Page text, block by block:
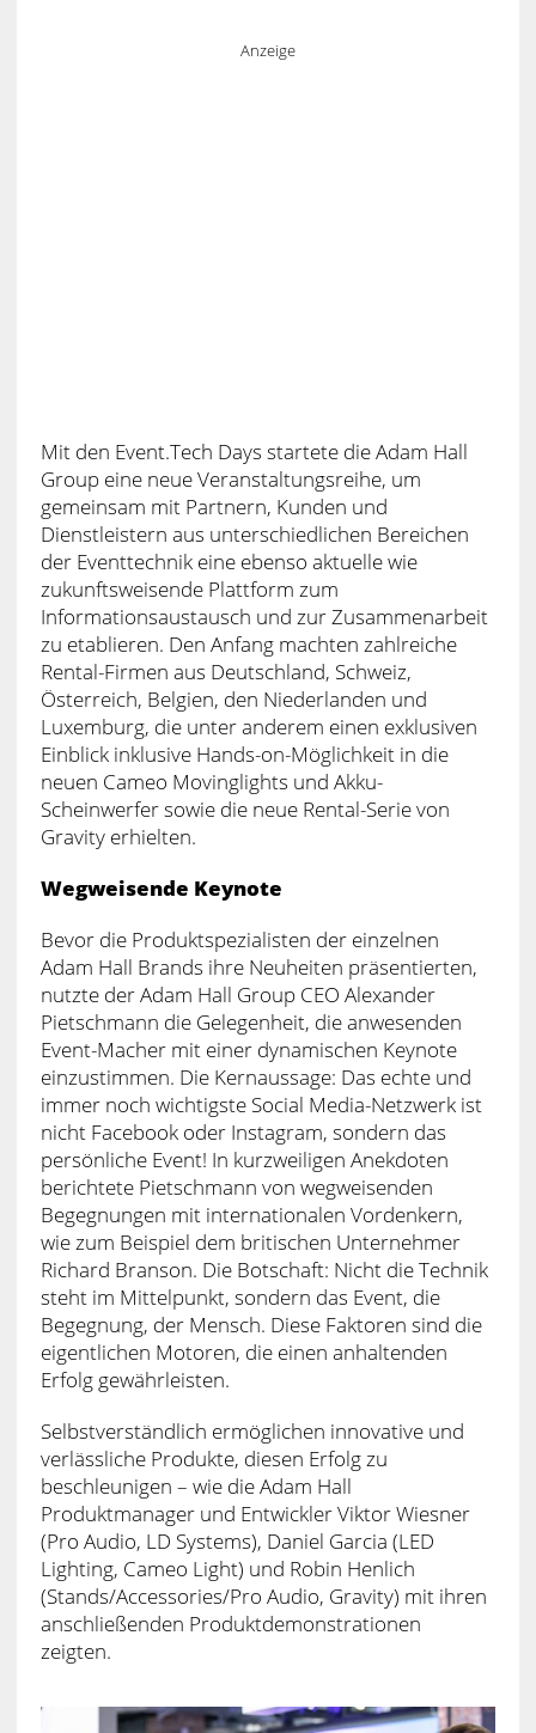
Anzeige
Mit den Event.Tech Days startete die Adam Hall
Group eine neue Veranstaltungsreihe, um
gemeinsam mit Partnern, Kunden und
Dienstleistern aus unterschiedlichen Bereichen
der Eventtechnik eine ebenso aktuelle wie
zukunftsweisende Plattform zum
Informationsaustausch und zur Zusammenarbeit
zu etablieren. Den Anfang machten zahlreiche
Rental-Firmen aus Deutschland, Schweiz,
Österreich, Belgien, den Niederlanden und
Luxemburg, die unter anderem einen exklusiven
Einblick inklusive Hands-on-Möglichkeit in die
neuen Cameo Movinglights und Akku-
Scheinwerfer sowie die neue Rental-Serie von
Gravity erhielten.
Wegweisende Keynote
Bevor die Produktspezialisten der einzelnen
Adam Hall Brands ihre Neuheiten präsentierten,
nutzte der Adam Hall Group CEO Alexander
Pietschmann die Gelegenheit, die anwesenden
Event-Macher mit einer dynamischen Keynote
einzustimmen. Die Kernaussage: Das echte und
immer noch wichtigste Social Media-Netzwerk ist
nicht Facebook oder Instagram, sondern das
persönliche Event! In kurzweiligen Anekdoten
berichtete Pietschmann von wegweisenden
Begegnungen mit internationalen Vordenkern,
wie zum Beispiel dem britischen Unternehmer
Richard Branson. Die Botschaft: Nicht die Technik
steht im Mittelpunkt, sondern das Event, die
Begegnung, der Mensch. Diese Faktoren sind die
eigentlichen Motoren, die einen anhaltenden
Erfolg gewährleisten.
Selbstverständlich ermöglichen innovative und
verlässliche Produkte, diesen Erfolg zu
beschleunigen – wie die Adam Hall
Produktmanager und Entwickler Viktor Wiesner
(Pro Audio, LD Systems), Daniel Garcia (LED
Lighting, Cameo Light) und Robin Henlich
(Stands/Accessories/Pro Audio, Gravity) mit ihren
anschließenden Produktdemonstrationen
zeigten.